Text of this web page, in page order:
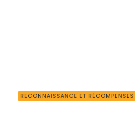
RECONNAISSANCE ET RÉCOMPENSES